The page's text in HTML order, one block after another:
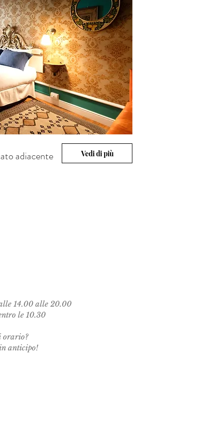
adiacente Vedi di più
14.00 alle 20.00
le 10.30
anticipo!